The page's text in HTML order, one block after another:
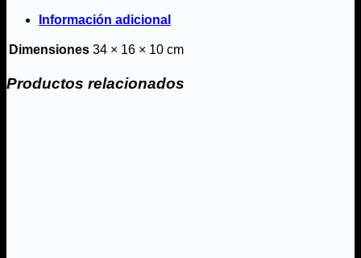
Información adicional
Dimensiones 34 × 16 × 10 cm
Productos relacionados